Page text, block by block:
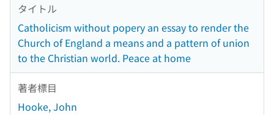
タイトル
Catholicism without popery an essay to render the
Church of England a means and a pattern of union
to the Christian world. Peace at home
著者標目
Hooke, John